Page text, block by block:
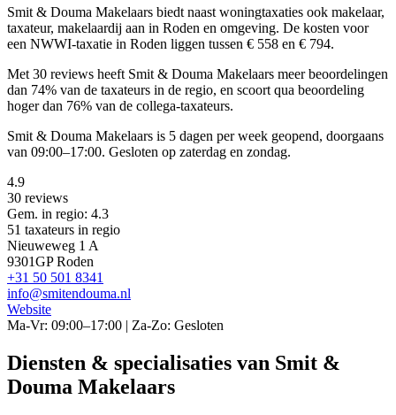
Smit & Douma Makelaars biedt naast woningtaxaties ook makelaar,
taxateur, makelaardij aan in Roden en omgeving. De kosten voor
een NWWI-taxatie in Roden liggen tussen € 558 en € 794.
Met 30 reviews heeft Smit & Douma Makelaars meer beoordelingen
dan 74% van de taxateurs in de regio, en scoort qua beoordeling
hoger dan 76% van de collega-taxateurs.
Smit & Douma Makelaars is 5 dagen per week geopend, doorgaans
van 09:00–17:00. Gesloten op zaterdag en zondag.
4.9
30 reviews
Gem. in regio: 4.3
51 taxateurs in regio
Nieuweweg 1 A
9301GP Roden
+31 50 501 8341
info@smitendouma.nl
Website
Ma-Vr: 09:00–17:00 | Za-Zo: Gesloten
Diensten & specialisaties van Smit &
Douma Makelaars